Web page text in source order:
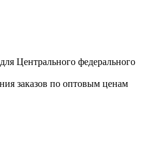
Центрального федерального
заказов по оптовым ценам